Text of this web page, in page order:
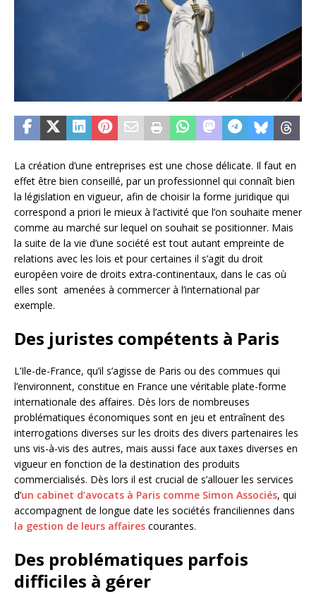
La création d’une entreprises est une chose délicate. Il faut en
effet être bien conseillé, par un professionnel qui connaît bien
la législation en vigueur, afin de choisir la forme juridique qui
correspond a priori le mieux à l’activité que l’on souhaite mener
comme au marché sur lequel on souhait se positionner. Mais
la suite de la vie d’une société est tout autant empreinte de
relations avec les lois et pour certaines il s’agit du droit
européen voire de droits extra-continentaux, dans le cas où
elles sont amenées à commercer à l’international par
exemple.
Des juristes compétents à Paris
L’Ile-de-France, qu’il s’agisse de Paris ou des commues qui
l’environnent, constitue en France une véritable plate-forme
internationale des affaires. Dès lors de nombreuses
problématiques économiques sont en jeu et entraînent des
interrogations diverses sur les droits des divers partenaires les
uns vis-à-vis des autres, mais aussi face aux taxes diverses en
vigueur en fonction de la destination des produits
commercialisés. Dès lors il est crucial de s’allouer les services
d’un cabinet d’avocats à Paris comme Simon Associés, qui
accompagnent de longue date les sociétés franciliennes dans
la gestion de leurs affaires courantes.
Des problématiques parfois
difficiles à gérer